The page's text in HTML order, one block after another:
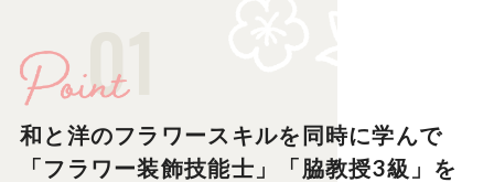
01
和と洋のフラワースキルを同時に学んで
「フラワー装飾技能士」「脇教授3級」を